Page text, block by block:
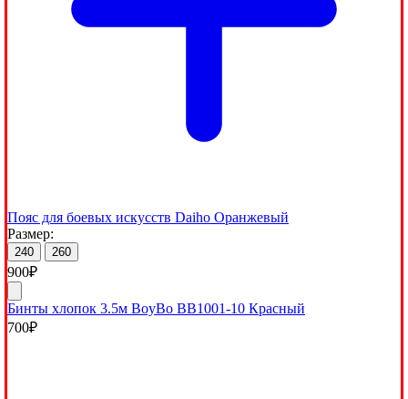
Пояс для боевых искусств Daiho Оранжевый
Размер:
240 260
900₽
Бинты хлопок 3.5м BoyBo BB1001-10 Красный
700₽